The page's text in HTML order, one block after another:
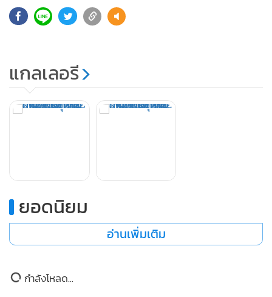
บอกว่าก็ไปขอโทษผัวสิ ตำรวจเขาก็ไม่ทำกัน ฉันท์ใดฉันท์นั้น
ผู้ใหญ่ในครอบครัวเขาก็คงไม่น่าทำ
เขาทำอย่างนี้กับฉัน ฉันอยู่ไม่ไหว ก็ต้องเรียกคุย ไม่ใช่ให้เขากลับ
ไปขอโทษ
น้องแท้ๆ พ่อแท้ๆ ญาติแท้ๆ สารพัดลูกเลี้ยง พ่อเลี้ยง แม่เลี้ยง
มันอลหม่านหมดนี่คือเสียงสะท้อนที่ทุกคนออกมา โซเชียลจะ
ช่วยคุณ ให้คุณได้อยู่ในเซฟตี้โซนได้”
แกลเลอรี
ยอดนิยม
อ่านเพิ่มเติม
กำลังโหลด...